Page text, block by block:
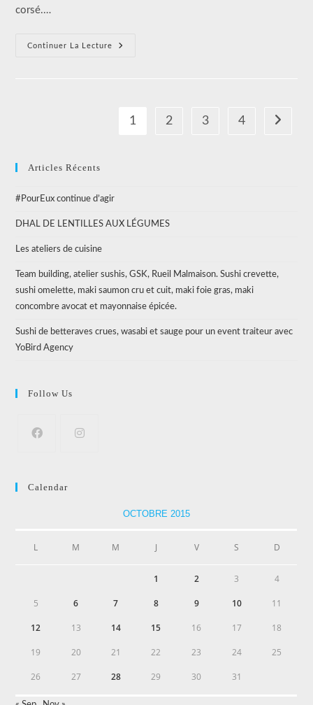
corsé.…
Continuer La Lecture
CAFÉ
1 2 3 4 Aller à
Articles Récents
#PourEux continue d’agir
DHAL DE LENTILLES AUX LÉGUMES
Les ateliers de cuisine
Team building, atelier sushis, GSK, Rueil Malmaison. Sushi crevette,
sushi omelette, maki saumon cru et cuit, maki foie gras, maki
concombre avocat et mayonnaise épicée.
Sushi de betteraves crues, wasabi et sauge pour un event traiteur avec
YoBird Agency
Follow Us
Calendar
OCTOBRE 2015
L M M J V S D
1 2 3 4
5 6 7 8 9 10 11
12 13 14 15 16 17 18
19 20 21 22 23 24 25
26 27 28 29 30 31